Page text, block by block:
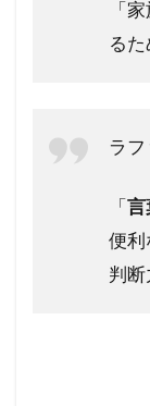
「
るた
ラフ
「 言
便利
判断